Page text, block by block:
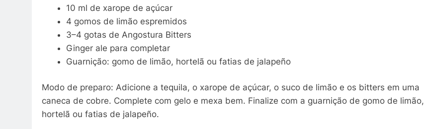
10 ml de xarope de açúcar
4 gomos de limão espremidos
3–4 gotas de Angostura Bitters
Ginger ale para completar
Guarnição: gomo de limão, hortelã ou fatias de jalapeño
Modo de preparo: Adicione a tequila, o xarope de açúcar, o suco de limão e os bitters em uma
caneca de cobre. Complete com gelo e mexa bem. Finalize com a guarnição de gomo de limão,
hortelã ou fatias de jalapeño.